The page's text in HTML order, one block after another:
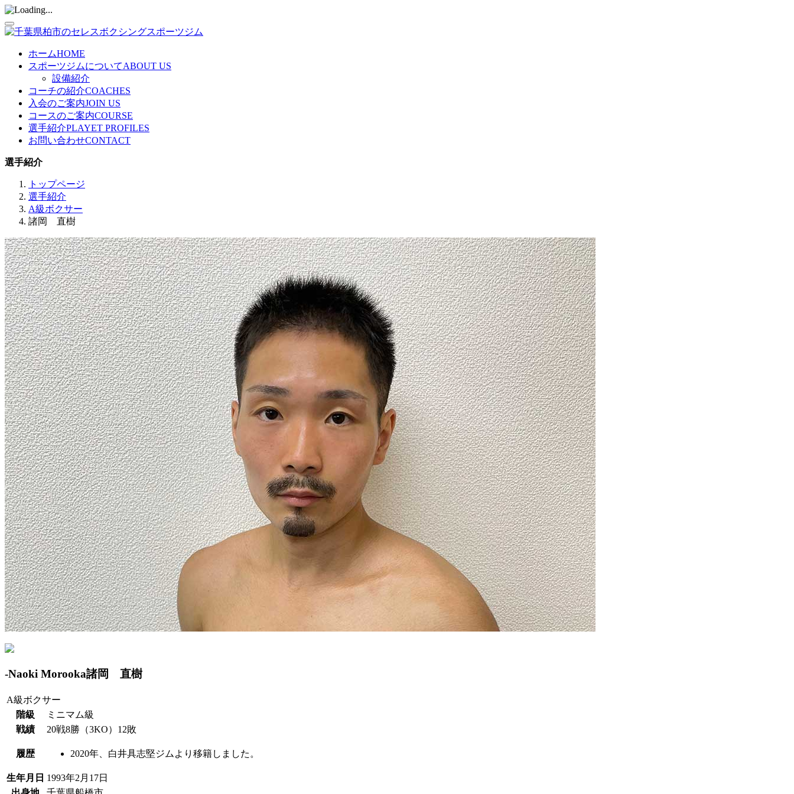
ホームHOME
スポーツジムについてABOUT US
設備紹介
コーチの紹介COACHES
入会のご案内JOIN US
コースのご案内COURSE
選手紹介PLAYET PROFILES
お問い合わせCONTACT
選手紹介
トップページ
選手紹介
A級ボクサー
諸岡 直樹
-Naoki Morooka諸岡 直樹
A級ボクサー
階級
ミニマム級
戦績
20戦8勝（3KO）12敗
履歴 2020年、白井具志堅ジムより移籍しました。
生年月日 1993年2月17日